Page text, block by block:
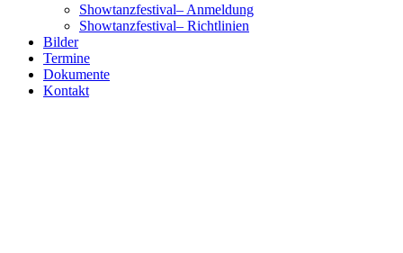
Showtanzfestival– Anmeldung
Showtanzfestival– Richtlinien
Bilder
Termine
Dokumente
Kontakt